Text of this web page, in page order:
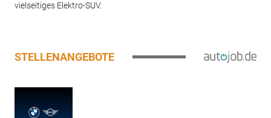
vielseitiges Elektro-SUV.
STELLENANGEBOTE